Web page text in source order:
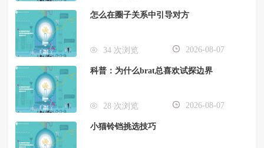
怎么在圈子关系中引导对方
34 次浏览 2026-08-07
科普：为什么brat总喜欢试探边界
28 次浏览 2026-08-07
小猫铃铛挑选技巧